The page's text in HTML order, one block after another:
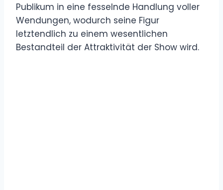
Publikum in eine fesselnde Handlung voller
Wendungen, wodurch seine Figur
letztendlich zu einem wesentlichen
Bestandteil der Attraktivität der Show wird.